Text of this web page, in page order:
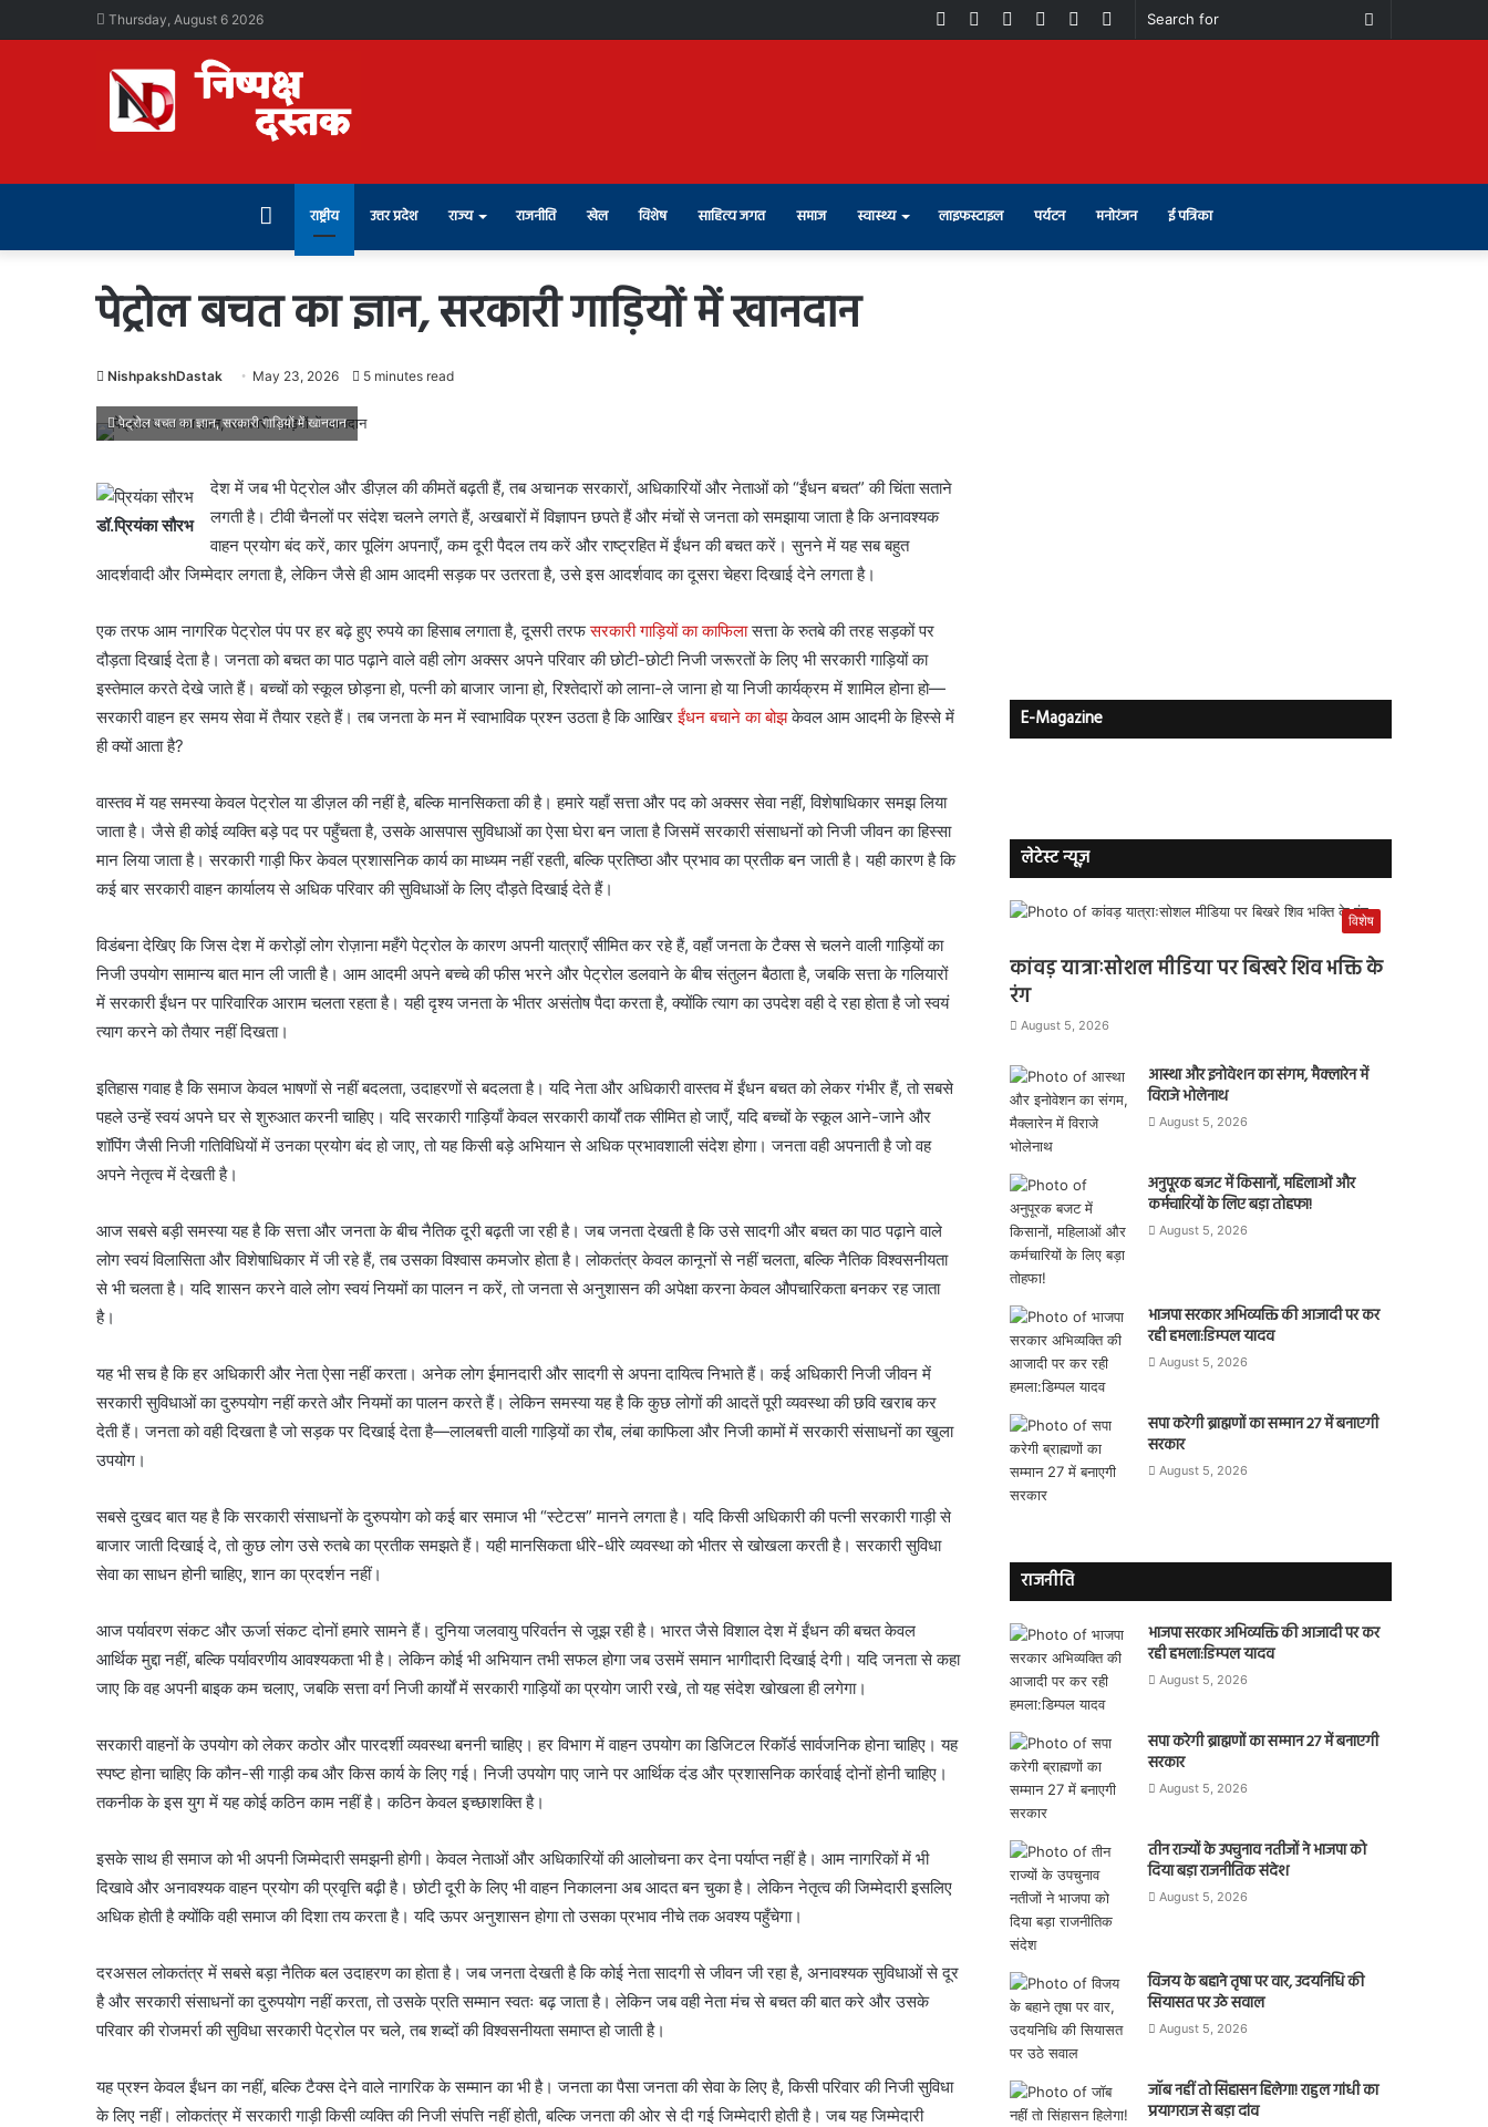
Thursday, August 6 2026
Search
Switch
Telegram
Instagram
Youtube
Facebook
राष्ट्रीय उत्तर प्रदेश राज्य राजनीति खेल विशेष साहित्य जगत समाज स्वास्थ्य लाइफस्टाइल पर्यटन मनोरंजन ई पत्रिका
पेट्रोल बचत का ज्ञान, सरकारी गाड़ियों में खानदान
NishpakshDastak May 23, 2026 5 minutes read
पेट्रोल बचत का ज्ञान, सरकारी गाड़ियों में खानदान
डॉ.प्रियंका सौरभ
देश में जब भी पेट्रोल और डीज़ल की कीमतें बढ़ती हैं, तब अचानक सरकारों, अधिकारियों और नेताओं को “ईंधन बचत” की चिंता सताने
लगती है। टीवी चैनलों पर संदेश चलने लगते हैं, अखबारों में विज्ञापन छपते हैं और मंचों से जनता को समझाया जाता है कि अनावश्यक
वाहन प्रयोग बंद करें, कार पूलिंग अपनाएँ, कम दूरी पैदल तय करें और राष्ट्रहित में ईंधन की बचत करें। सुनने में यह सब बहुत
आदर्शवादी और जिम्मेदार लगता है, लेकिन जैसे ही आम आदमी सड़क पर उतरता है, उसे इस आदर्शवाद का दूसरा चेहरा दिखाई देने लगता है।
एक तरफ आम नागरिक पेट्रोल पंप पर हर बढ़े हुए रुपये का हिसाब लगाता है, दूसरी तरफसरकारी गाड़ियों का काफिलासत्ता के रुतबे की तरह सड़कों पर
दौड़ता दिखाई देता है। जनता को बचत का पाठ पढ़ाने वाले वही लोग अक्सर अपने परिवार की छोटी-छोटी निजी जरूरतों के लिए भी सरकारी गाड़ियों का
इस्तेमाल करते देखे जाते हैं। बच्चों को स्कूल छोड़ना हो, पत्नी को बाजार जाना हो, रिश्तेदारों को लाना-ले जाना हो या निजी कार्यक्रम में शामिल होना हो—
सरकारी वाहन हर समय सेवा में तैयार रहते हैं। तब जनता के मन में स्वाभाविक प्रश्न उठता है कि आखिरईंधन बचाने का बोझकेवल आम आदमी के हिस्से में
ही क्यों आता है?
वास्तव में यह समस्या केवल पेट्रोल या डीज़ल की नहीं है, बल्कि मानसिकता की है। हमारे यहाँ सत्ता और पद को अक्सर सेवा नहीं, विशेषाधिकार समझ लिया
जाता है। जैसे ही कोई व्यक्ति बड़े पद पर पहुँचता है, उसके आसपास सुविधाओं का ऐसा घेरा बन जाता है जिसमें सरकारी संसाधनों को निजी जीवन का हिस्सा
मान लिया जाता है। सरकारी गाड़ी फिर केवल प्रशासनिक कार्य का माध्यम नहीं रहती, बल्कि प्रतिष्ठा और प्रभाव का प्रतीक बन जाती है। यही कारण है कि
कई बार सरकारी वाहन कार्यालय से अधिक परिवार की सुविधाओं के लिए दौड़ते दिखाई देते हैं।
विडंबना देखिए कि जिस देश में करोड़ों लोग रोज़ाना महँगे पेट्रोल के कारण अपनी यात्राएँ सीमित कर रहे हैं, वहाँ जनता के टैक्स से चलने वाली गाड़ियों का
निजी उपयोग सामान्य बात मान ली जाती है। आम आदमी अपने बच्चे की फीस भरने और पेट्रोल डलवाने के बीच संतुलन बैठाता है, जबकि सत्ता के गलियारों
में सरकारी ईंधन पर पारिवारिक आराम चलता रहता है। यही दृश्य जनता के भीतर असंतोष पैदा करता है, क्योंकि त्याग का उपदेश वही दे रहा होता है जो स्वयं
त्याग करने को तैयार नहीं दिखता।
इतिहास गवाह है कि समाज केवल भाषणों से नहीं बदलता, उदाहरणों से बदलता है। यदि नेता और अधिकारी वास्तव में ईंधन बचत को लेकर गंभीर हैं, तो सबसे
पहले उन्हें स्वयं अपने घर से शुरुआत करनी चाहिए। यदि सरकारी गाड़ियाँ केवल सरकारी कार्यों तक सीमित हो जाएँ, यदि बच्चों के स्कूल आने-जाने और
शॉपिंग जैसी निजी गतिविधियों में उनका प्रयोग बंद हो जाए, तो यह किसी बड़े अभियान से अधिक प्रभावशाली संदेश होगा। जनता वही अपनाती है जो वह
अपने नेतृत्व में देखती है।
आज सबसे बड़ी समस्या यह है कि सत्ता और जनता के बीच नैतिक दूरी बढ़ती जा रही है। जब जनता देखती है कि उसे सादगी और बचत का पाठ पढ़ाने वाले
लोग स्वयं विलासिता और विशेषाधिकार में जी रहे हैं, तब उसका विश्वास कमजोर होता है। लोकतंत्र केवल कानूनों से नहीं चलता, बल्कि नैतिक विश्वसनीयता
से भी चलता है। यदि शासन करने वाले लोग स्वयं नियमों का पालन न करें, तो जनता से अनुशासन की अपेक्षा करना केवल औपचारिकता बनकर रह जाता
है।
यह भी सच है कि हर अधिकारी और नेता ऐसा नहीं करता। अनेक लोग ईमानदारी और सादगी से अपना दायित्व निभाते हैं। कई अधिकारी निजी जीवन में
सरकारी सुविधाओं का दुरुपयोग नहीं करते और नियमों का पालन करते हैं। लेकिन समस्या यह है कि कुछ लोगों की आदतें पूरी व्यवस्था की छवि खराब कर
देती हैं। जनता को वही दिखता है जो सड़क पर दिखाई देता है—लालबत्ती वाली गाड़ियों का रौब, लंबा काफिला और निजी कामों में सरकारी संसाधनों का खुला
उपयोग।
सबसे दुखद बात यह है कि सरकारी संसाधनों के दुरुपयोग को कई बार समाज भी “स्टेटस” मानने लगता है। यदि किसी अधिकारी की पत्नी सरकारी गाड़ी से
बाजार जाती दिखाई दे, तो कुछ लोग उसे रुतबे का प्रतीक समझते हैं। यही मानसिकता धीरे-धीरे व्यवस्था को भीतर से खोखला करती है। सरकारी सुविधा
सेवा का साधन होनी चाहिए, शान का प्रदर्शन नहीं।
आज पर्यावरण संकट और ऊर्जा संकट दोनों हमारे सामने हैं। दुनिया जलवायु परिवर्तन से जूझ रही है। भारत जैसे विशाल देश में ईंधन की बचत केवल
आर्थिक मुद्दा नहीं, बल्कि पर्यावरणीय आवश्यकता भी है। लेकिन कोई भी अभियान तभी सफल होगा जब उसमें समान भागीदारी दिखाई देगी। यदि जनता से कहा
जाए कि वह अपनी बाइक कम चलाए, जबकि सत्ता वर्ग निजी कार्यों में सरकारी गाड़ियों का प्रयोग जारी रखे, तो यह संदेश खोखला ही लगेगा।
सरकारी वाहनों के उपयोग को लेकर कठोर और पारदर्शी व्यवस्था बननी चाहिए। हर विभाग में वाहन उपयोग का डिजिटल रिकॉर्ड सार्वजनिक होना चाहिए। यह
स्पष्ट होना चाहिए कि कौन-सी गाड़ी कब और किस कार्य के लिए गई। निजी उपयोग पाए जाने पर आर्थिक दंड और प्रशासनिक कार्रवाई दोनों होनी चाहिए।
तकनीक के इस युग में यह कोई कठिन काम नहीं है। कठिन केवल इच्छाशक्ति है।
इसके साथ ही समाज को भी अपनी जिम्मेदारी समझनी होगी। केवल नेताओं और अधिकारियों की आलोचना कर देना पर्याप्त नहीं है। आम नागरिकों में भी
दिखावे और अनावश्यक वाहन प्रयोग की प्रवृत्ति बढ़ी है। छोटी दूरी के लिए भी वाहन निकालना अब आदत बन चुका है। लेकिन नेतृत्व की जिम्मेदारी इसलिए
अधिक होती है क्योंकि वही समाज की दिशा तय करता है। यदि ऊपर अनुशासन होगा तो उसका प्रभाव नीचे तक अवश्य पहुँचेगा।
दरअसल लोकतंत्र में सबसे बड़ा नैतिक बल उदाहरण का होता है। जब जनता देखती है कि कोई नेता सादगी से जीवन जी रहा है, अनावश्यक सुविधाओं से दूर
है और सरकारी संसाधनों का दुरुपयोग नहीं करता, तो उसके प्रति सम्मान स्वतः बढ़ जाता है। लेकिन जब वही नेता मंच से बचत की बात करे और उसके
परिवार की रोजमर्रा की सुविधा सरकारी पेट्रोल पर चले, तब शब्दों की विश्वसनीयता समाप्त हो जाती है।
यह प्रश्न केवल ईंधन का नहीं, बल्कि टैक्स देने वाले नागरिक के सम्मान का भी है। जनता का पैसा जनता की सेवा के लिए है, किसी परिवार की निजी सुविधा
के लिए नहीं। लोकतंत्र में सरकारी गाड़ी किसी व्यक्ति की निजी संपत्ति नहीं होती, बल्कि जनता की ओर से दी गई जिम्मेदारी होती है। जब यह जिम्मेदारी
E-Magazine
लेटेस्ट न्यूज़
विशेष
कांवड़ यात्राःसोशल मीडिया पर बिखरे शिव भक्ति के
रंग
August 5, 2026
आस्था और इनोवेशन का संगम, मैक्लारेन में
विराजे भोलेनाथ
August 5, 2026
अनुपूरक बजट में किसानों, महिलाओं और
कर्मचारियों के लिए बड़ा तोहफा!
August 5, 2026
भाजपा सरकार अभिव्यक्ति की आजादी पर कर
रही हमला:डिम्पल यादव
August 5, 2026
सपा करेगी ब्राह्मणों का सम्मान 27 में बनाएगी
सरकार
August 5, 2026
राजनीति
भाजपा सरकार अभिव्यक्ति की आजादी पर कर
रही हमला:डिम्पल यादव
August 5, 2026
सपा करेगी ब्राह्मणों का सम्मान 27 में बनाएगी
सरकार
August 5, 2026
तीन राज्यों के उपचुनाव नतीजों ने भाजपा को
दिया बड़ा राजनीतिक संदेश
August 5, 2026
विजय के बहाने तृषा पर वार, उदयनिधि की
सियासत पर उठे सवाल
August 5, 2026
जॉब नहीं तो सिंहासन हिलेगा! राहुल गांधी का
प्रयागराज से बड़ा दांव